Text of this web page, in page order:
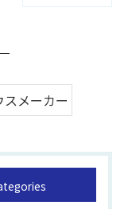
スメーカー